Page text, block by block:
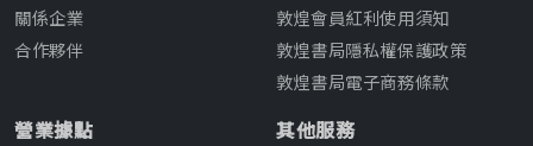
關係企業
合作夥伴
敦煌會員紅利使用須知
敦煌書局隱私權保護政策
敦煌書局電子商務條款
營業據點 其他服務